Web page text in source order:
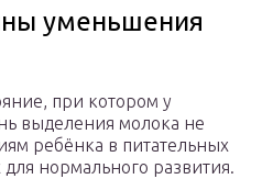
уменьшения
при котором у
выделения молока не
ребёнка в питательных
нормального развития.